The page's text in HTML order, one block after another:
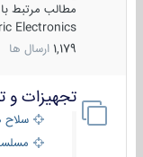
مطالب مرتبط با
Electronics
1,179 ارسال ها
تجهیزات و
سلاح
مسلسل